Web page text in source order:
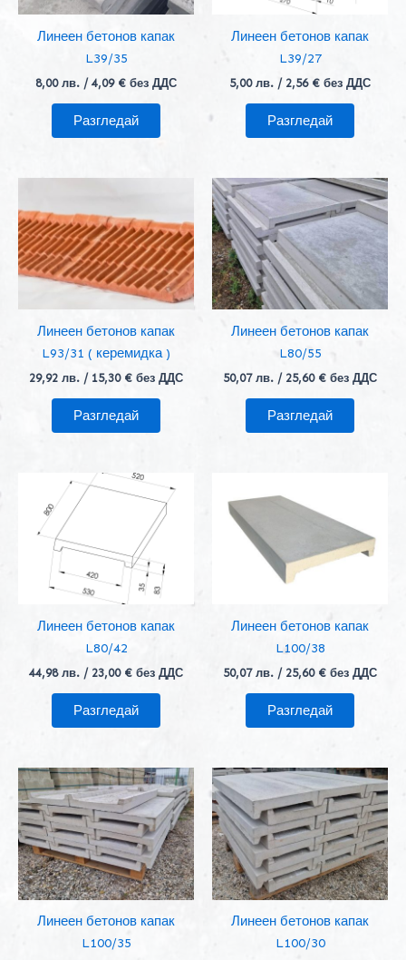
Линеен бетонов капак
L39/35
8,00 лв. / 4,09 € без ДДС
Разгледай
Линеен бетонов капак
L39/27
5,00 лв. / 2,56 € без ДДС
Разгледай
Линеен бетонов капак
L93/31 ( керемидка )
29,92 лв. / 15,30 € без ДДС
Разгледай
Линеен бетонов капак
L80/55
50,07 лв. / 25,60 € без ДДС
Разгледай
Линеен бетонов капак
L80/42
44,98 лв. / 23,00 € без ДДС
Разгледай
Линеен бетонов капак
L100/38
50,07 лв. / 25,60 € без ДДС
Разгледай
Линеен бетонов капак
L100/35
Линеен бетонов капак
L100/30